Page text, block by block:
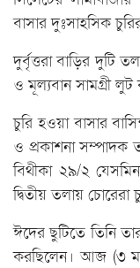
বাসার দুঃসাহসিক
দুর্বৃত্তরা বাড়ির দুটি
ও মূল্যবান সামগ্রী লুট
চুরি হওয়া বাসার
ও প্রকাশনা
বিথীকা ২৯/২
দ্বিতীয় তলায়
ঈদের ছুটিতে তিনি
করছিলেন। আজ (৩